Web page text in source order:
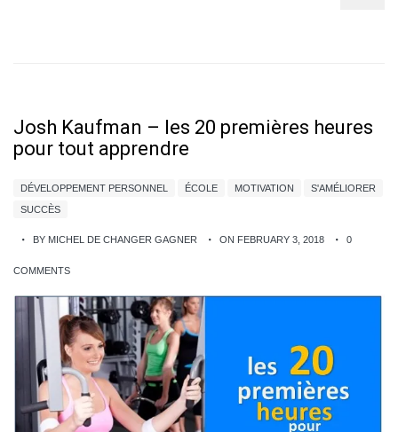
Josh Kaufman – les 20 premières heures
pour tout apprendre
DÉVELOPPEMENT PERSONNEL ÉCOLE MOTIVATION
S'AMÉLIORER
SUCCÈS
BY MICHEL DE CHANGER GAGNER ON FEBRUARY 3, 2018 0
COMMENTS